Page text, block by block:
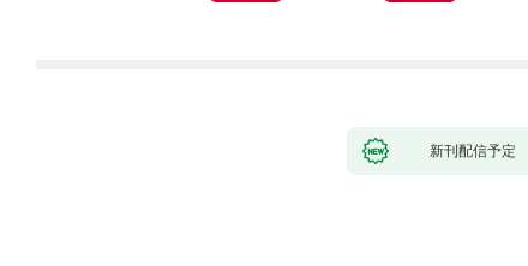
新刊配信予定